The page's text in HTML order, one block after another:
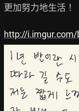
更加努力地生活！
http://i.imgur.com/